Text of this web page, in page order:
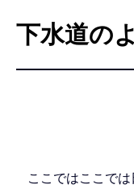
下水道の
ここではここで